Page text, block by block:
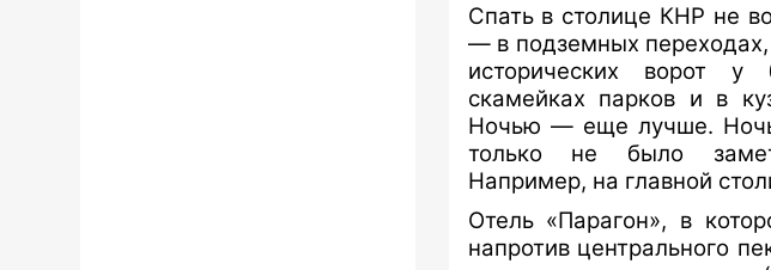
Спать в столице КНР не
— в подземных переходах,
исторических ворот у
скамейках парков и в
Ночью — еще лучше.
только не было
Например, на главной
Отель «Парагон», в
напротив центрального